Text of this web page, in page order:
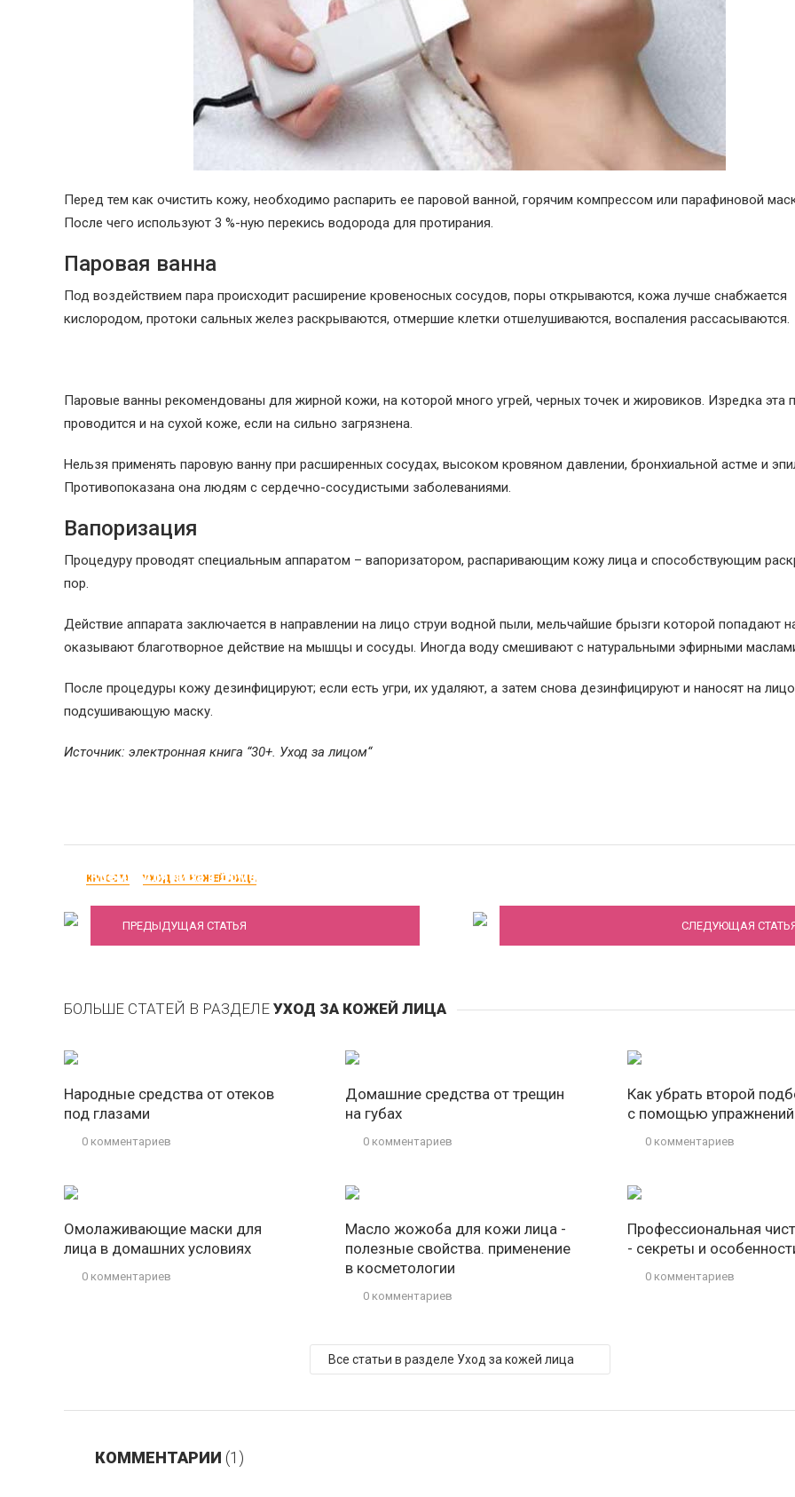
Перед тем как очистить кожу, необходимо распарить ее паровой ванной, горячим компрессом или парафиновой
После чего используют 3 %-ную перекись водорода для протирания.
Паровая ванна
Под воздействием пара происходит расширение кровеносных сосудов, поры открываются, кожа лучше снабжается
кислородом, протоки сальных желез раскрываются, отмершие клетки отшелушиваются, воспаления рассасываются.
Паровые ванны рекомендованы для жирной кожи, на которой много угрей, черных точек и жировиков. Изредка эта
проводится и на сухой коже, если на сильно загрязнена.
Нельзя применять паровую ванну при расширенных сосудах, высоком кровяном давлении, бронхиальной астме и
Противопоказана она людям с сердечно-сосудистыми заболеваниями.
Вапоризация
Процедуру проводят специальным аппаратом – вапоризатором, распаривающим кожу лица и способствующим
пор.
Действие аппарата заключается в направлении на лицо струи водной пыли, мельчайшие брызги которой попадают
оказывают благотворное действие на мышцы и сосуды. Иногда воду смешивают с натуральными эфирными
После процедуры кожу дезинфицируют; если есть угри, их удаляют, а затем снова дезинфицируют и наносят на лицо
подсушивающую маску.
Источник: электронная книга “30+. Уход за лицом“
КРАСОТА УХОД ЗА КОЖЕЙ ЛИЦА
Кремы для лица в домашних условиях
ПРЕДЫДУЩАЯ СТАТЬЯ СЛЕДУЮЩАЯ
БОЛЬШЕ СТАТЕЙ В РАЗДЕЛЕ УХОД ЗА КОЖЕЙ ЛИЦА
Народные средства от отеков
под глазами
0 комментариев
Домашние средства от трещин
на губах
0 комментариев
Как убрать второй
с помощью упражнений
0 комментариев
Омолаживающие маски для
лица в домашних условиях
0 комментариев
Масло жожоба для кожи лица -
полезные свойства. применение
в косметологии
0 комментариев
Профессиональная
- секреты и
0 комментариев
Все статьи в разделе Уход за кожей лица
КОММЕНТАРИИ (1)